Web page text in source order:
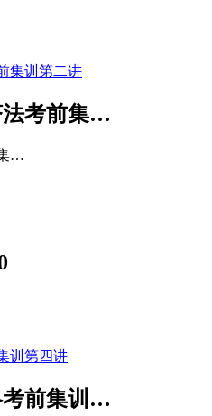
法考前集…
…
考前集训…